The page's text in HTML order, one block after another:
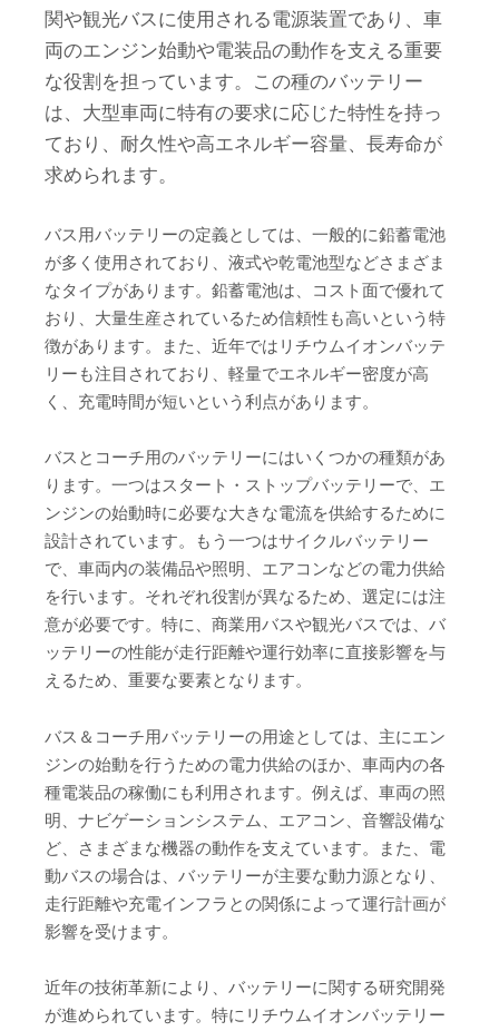
関や観光バスに使用される電源装置であり、車
両のエンジン始動や電装品の動作を支える重要
な役割を担っています。この種のバッテリー
は、大型車両に特有の要求に応じた特性を持っ
ており、耐久性や高エネルギー容量、長寿命が
求められます。
バス用バッテリーの定義としては、一般的に鉛蓄電池
が多く使用されており、液式や乾電池型などさまざま
なタイプがあります。鉛蓄電池は、コスト面で優れて
おり、大量生産されているため信頼性も高いという特
徴があります。また、近年ではリチウムイオンバッテ
リーも注目されており、軽量でエネルギー密度が高
く、充電時間が短いという利点があります。
バスとコーチ用のバッテリーにはいくつかの種類があ
ります。一つはスタート・ストップバッテリーで、エ
ンジンの始動時に必要な大きな電流を供給するために
設計されています。もう一つはサイクルバッテリー
で、車両内の装備品や照明、エアコンなどの電力供給
を行います。それぞれ役割が異なるため、選定には注
意が必要です。特に、商業用バスや観光バスでは、バ
ッテリーの性能が走行距離や運行効率に直接影響を与
えるため、重要な要素となります。
バス＆コーチ用バッテリーの用途としては、主にエン
ジンの始動を行うための電力供給のほか、車両内の各
種電装品の稼働にも利用されます。例えば、車両の照
明、ナビゲーションシステム、エアコン、音響設備な
ど、さまざまな機器の動作を支えています。また、電
動バスの場合は、バッテリーが主要な動力源となり、
走行距離や充電インフラとの関係によって運行計画が
影響を受けます。
近年の技術革新により、バッテリーに関する研究開発
が進められています。特にリチウムイオンバッテリー